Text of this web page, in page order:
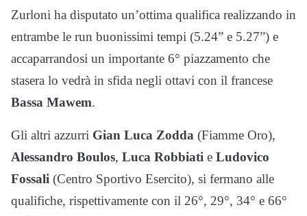
Zurloni ha disputato un’ottima qualifica realizzando in
entrambe le run buonissimi tempi (5.24” e 5.27”) e
accaparrandosi un importante 6° piazzamento che
stasera lo vedrà in sfida negli ottavi con il francese
Bassa Mawem.
Gli altri azzurri Gian Luca Zodda (Fiamme Oro),
Alessandro Boulos, Luca Robbiati e Ludovico
Fossali (Centro Sportivo Esercito), si fermano alle
qualifiche, rispettivamente con il 26°, 29°, 34° e 66°